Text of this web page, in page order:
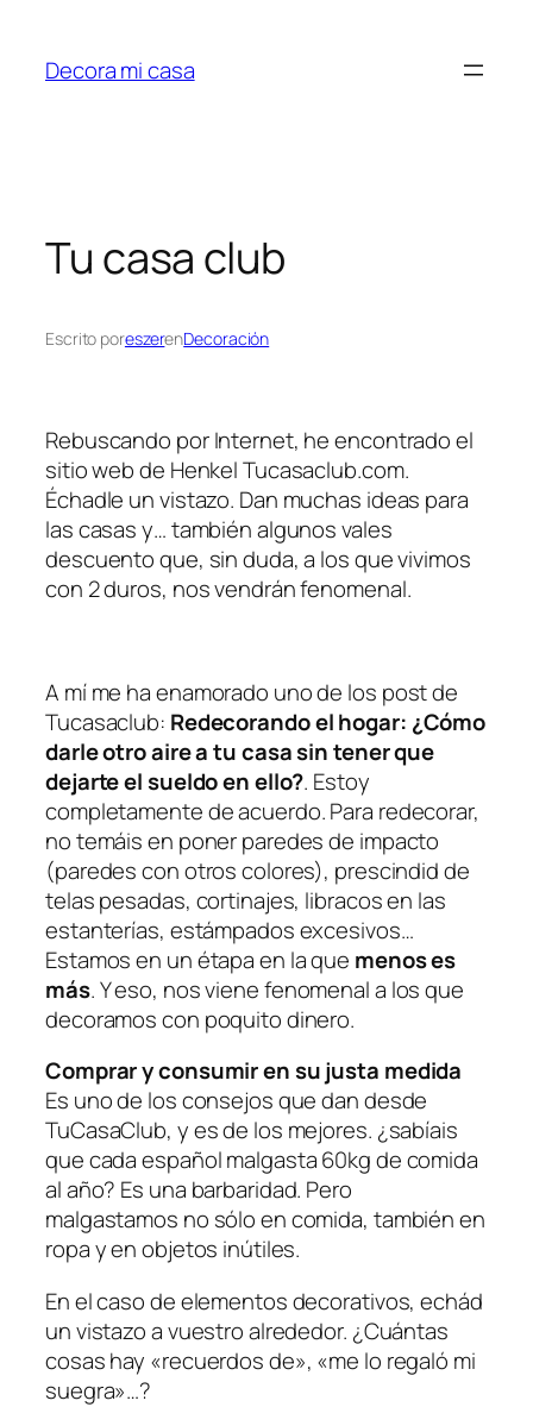
contenido
Decora mi casa
Tu casa club
Escrito poreszerenDecoración
Rebuscando por Internet, he encontrado el
sitio web de Henkel Tucasaclub.com.
Échadle un vistazo. Dan muchas ideas para
las casas y… también algunos vales
descuento que, sin duda, a los que vivimos
con 2 duros, nos vendrán fenomenal.
A mí me ha enamorado uno de los post de
Tucasaclub: Redecorando el hogar: ¿Cómo
darle otro aire a tu casa sin tener que
dejarte el sueldo en ello?. Estoy
completamente de acuerdo. Para redecorar,
no temáis en poner paredes de impacto
(paredes con otros colores), prescindid de
telas pesadas, cortinajes, libracos en las
estanterías, estámpados excesivos…
Estamos en un étapa en la que menos es
más. Y eso, nos viene fenomenal a los que
decoramos con poquito dinero.
Comprar y consumir en su justa medida
Es uno de los consejos que dan desde
TuCasaClub, y es de los mejores. ¿sabíais
que cada español malgasta 60kg de comida
al año? Es una barbaridad. Pero
malgastamos no sólo en comida, también en
ropa y en objetos inútiles.
En el caso de elementos decorativos, echád
un vistazo a vuestro alrededor. ¿Cuántas
cosas hay «recuerdos de», «me lo regaló mi
suegra»…?